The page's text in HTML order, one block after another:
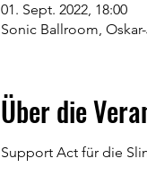
01. Sept. 2022, 18:00
Sonic Ballroom,
Über die
Support Act für die